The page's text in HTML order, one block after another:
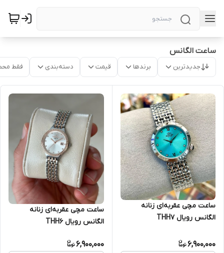
ساعت الگانس
جدیدترین برندها قیمت دسته‌بندی فقط
ساعت مچی عقربه‌ای زنانه
الگانس رویال THH7
6,900,000
ساعت مچی عقربه‌ای زنانه
الگانس رویال THH6
6,900,000